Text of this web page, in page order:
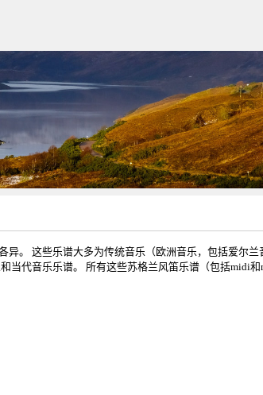
异。 这些乐谱大多为传统音乐（欧洲音乐，包括爱尔
当代音乐乐谱。 所有这些苏格兰风笛乐谱（包括midi